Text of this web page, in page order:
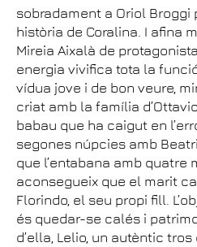
sobradament a Oriol Broggi
història de Coralina. I afina
Mireia Aixalà de
energia vivifica tota la
vídua jove i de bon veure,
criat amb la família
babau que ha caigut en
segones núpcies amb
que l’entabana amb quatre
aconsegueix que el marit
Florindo, el seu propi fill.
és quedar-se calés i
d’ella, Lelio, un autèntic tros